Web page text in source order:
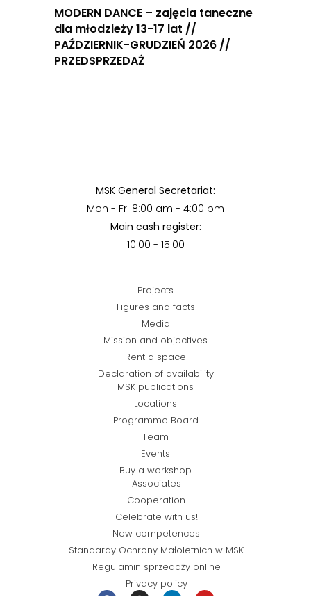
MODERN DANCE – zajęcia taneczne
dla młodzieży 13-17 lat //
PAŹDZIERNIK-GRUDZIEŃ 2026 //
PRZEDSPRZEDAŻ
MSK General Secretariat:
Mon - Fri 8:00 am - 4:00 pm
Main cash register:
10:00 - 15:00
Projects
Figures and facts
Media
Mission and objectives
Rent a space
Declaration of availability
MSK publications
Locations
Programme Board
Team
Events
Buy a workshop
Associates
Cooperation
Celebrate with us!
New competences
Standardy Ochrony Małoletnich w MSK
Regulamin sprzedaży online
Privacy policy